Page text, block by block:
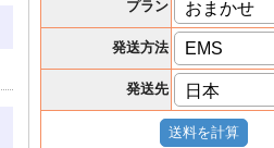
プラン
発送方法
発送先